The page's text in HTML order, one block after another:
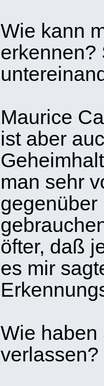
Wie kann
erkennen?
Maurice
ist aber
man sehr
gegenüber
öfter, daß
es mir
Wie haben
verlassen?